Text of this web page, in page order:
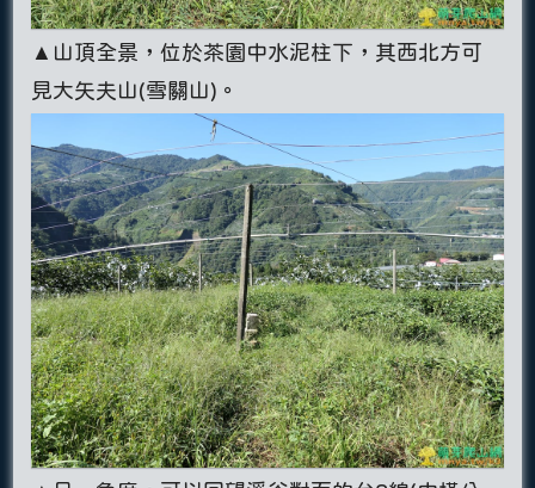
▲山頂全景，位於茶園中水泥柱下，其西北方可
見大矢夫山(雪關山)。